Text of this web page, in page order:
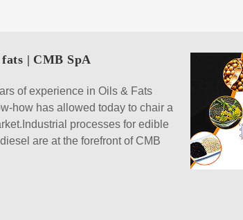
| CMB SpA
of experience in Oils & Fats
how has allowed today to chair a
processes for edible
are at the forefront of CMB